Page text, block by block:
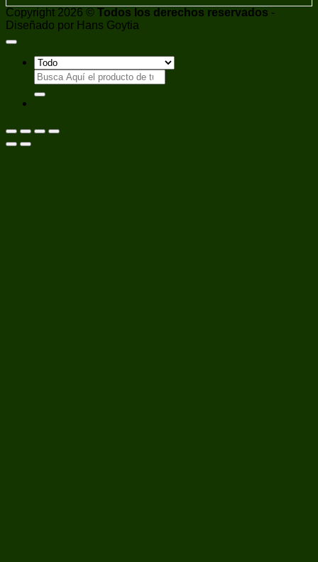
Copyright 2026 © Todos los derechos reservados -
Diseñado por Hans Goytia
Buscar
por: